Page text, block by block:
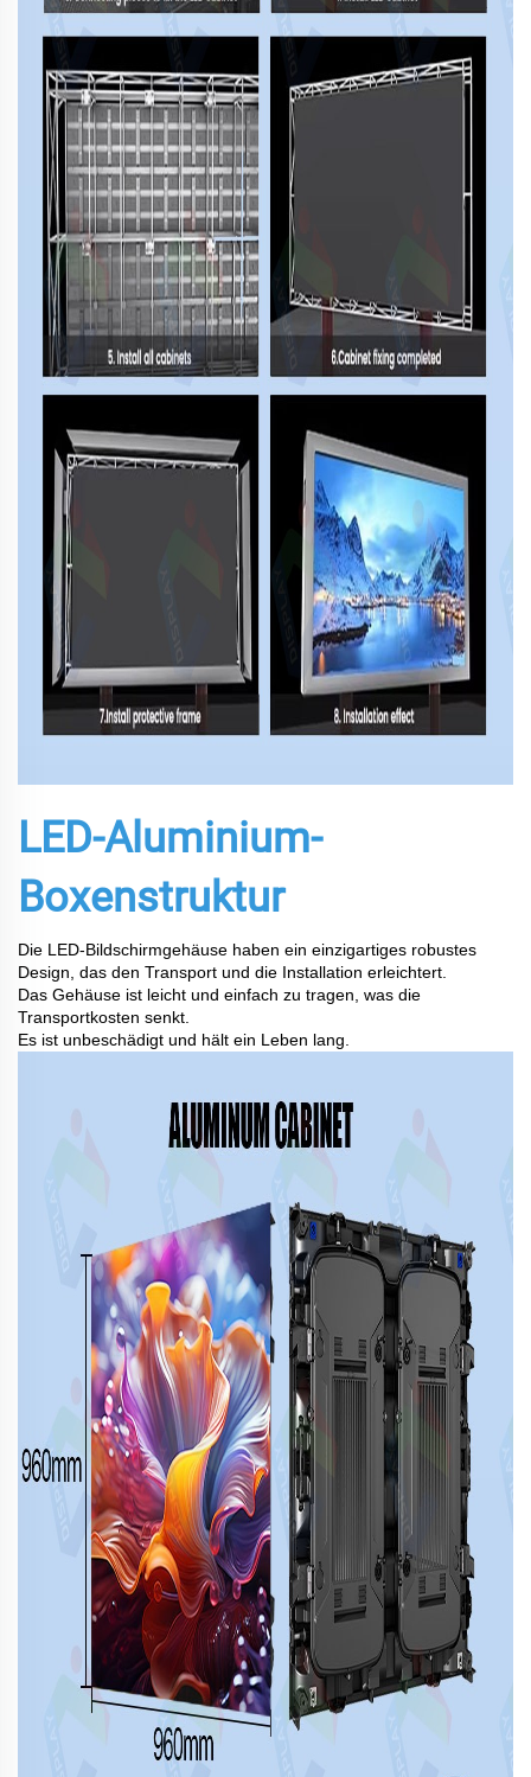
LED-Aluminium-
Boxenstruktur
Die LED-Bildschirmgehäuse haben ein einzigartiges robustes
Design, das den Transport und die Installation erleichtert.
Das Gehäuse ist leicht und einfach zu tragen, was die
Transportkosten senkt.
Es ist unbeschädigt und hält ein Leben lang.